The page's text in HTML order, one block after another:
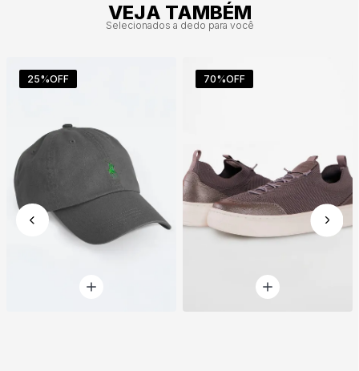
VEJA TAMBÉM
Selecionados a dedo para você
25%OFF 70%OFF